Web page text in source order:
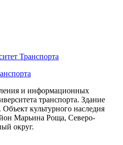
и информационных
транспорта. Здание
культурного наследия
Марьина Роща, Северо-
округ.